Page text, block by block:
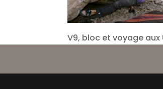
V9, bloc et voyage aux